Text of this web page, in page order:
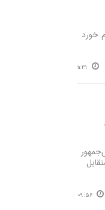
خورد
11:49
09:56